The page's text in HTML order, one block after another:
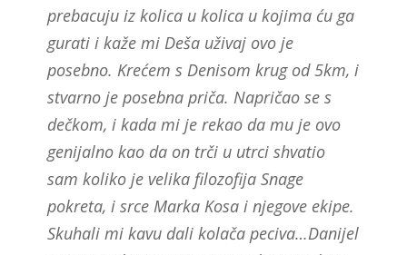
prebacuju iz kolica u kolica u kojima ću ga
gurati i kaže mi Deša uživaj ovo je
posebno. Krećem s Denisom krug od 5km, i
stvarno je posebna priča. Napričao se s
dečkom, i kada mi je rekao da mu je ovo
genijalno kao da on trči u utrci shvatio
sam koliko je velika filozofija Snage
pokreta, i srce Marka Kosa i njegove ekipe.
Skuhali mi kavu dali kolača peciva…Danijel